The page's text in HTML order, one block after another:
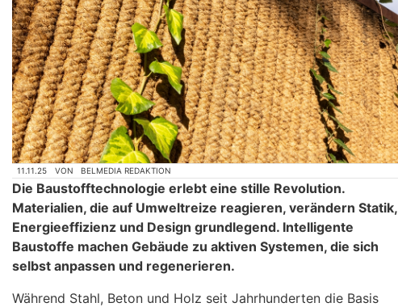
11.11.25 VON BELMEDIA REDAKTION
Die Baustofftechnologie erlebt eine stille Revolution.
Materialien, die auf Umweltreize reagieren, verändern Statik,
Energieeffizienz und Design grundlegend. Intelligente
Baustoffe machen Gebäude zu aktiven Systemen, die sich
selbst anpassen und regenerieren.
Während Stahl, Beton und Holz seit Jahrhunderten die Basis